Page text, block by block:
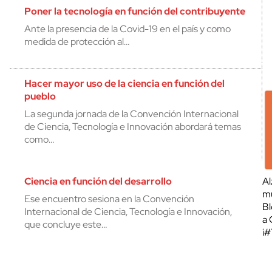
Poner la tecnología en función del contribuyente
Ante la presencia de la Covid-19 en el país y como
medida de protección al…
Hacer mayor uso de la ciencia en función del
pueblo
La segunda jornada de la Convención Internacional
de Ciencia, Tecnología e Innovación abordará temas
como…
Ciencia en función del desarrollo
Ese encuentro sesiona en la Convención
Internacional de Ciencia, Tecnología e Innovación,
que concluye este…
a